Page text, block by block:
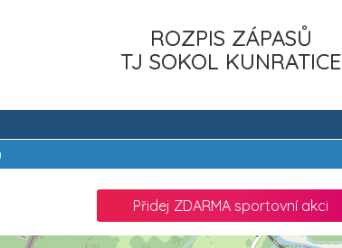
ROZPIS ZÁPASŮ
TJ SOKOL KUNRATICE
Přidej ZDARMA sportovní akci